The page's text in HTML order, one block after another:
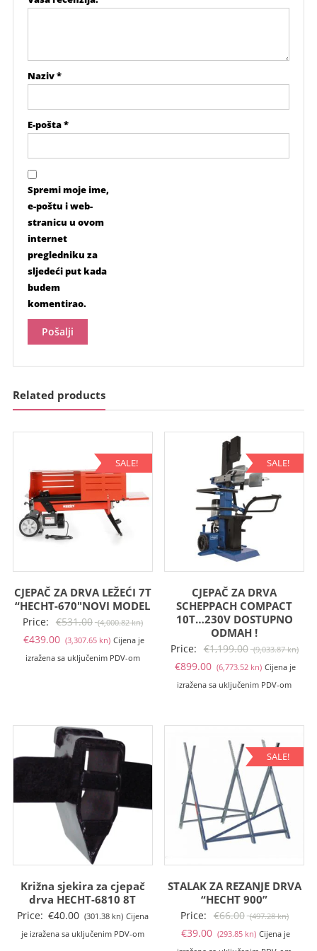
Naziv*
E-pošta*
Spremi moje ime,
e-poštu i web-
stranicu u ovom
internet
pregledniku za
sljedeći put kada
budem
komentirao.
Related products
SALE!
CJEPAČ ZA DRVA LEŽEĆI 7T
“HECHT-670″NOVI MODEL
Price: €531.00 (4,000.82 kn)Izvorna
cijena
€531.00
kn).
€439.00 (3,307.65 kn)Trenutna
cijena
kn).
Cijena je
izražena sa uključenim PDV-om
SALE!
CJEPAČ ZA DRVA
SCHEPPACH COMPACT
10T…230V DOSTUPNO
ODMAH !
Price: €1,199.00 (9,033.87 kn)
€899.00 (6,773.52 kn)Trenutna
cijena
(6,773.52
kn).
Cijena je
izražena sa uključenim PDV-om
Križna sjekira za cjepač
drva HECHT-6810 8T
Price: €40.00 (301.38 kn) Cijena
je izražena sa uključenim PDV-om
SALE!
STALAK ZA REZANJE DRVA
“HECHT 900”
Price: €66.00 (497.28 kn)
cijena
€39.00 (293.85 kn)Trenutna
Cijena je